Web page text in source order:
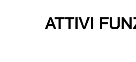
ATTIVI